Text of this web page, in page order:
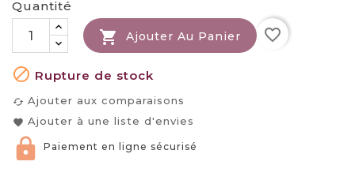
Quantité
 Ajouter Au Panier favorite_border
 Rupture de stock
cached Ajouter aux comparaisons
favorite Ajouter à une liste d'envies
Paiement en ligne sécurisé